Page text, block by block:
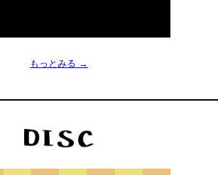
もっとみる →